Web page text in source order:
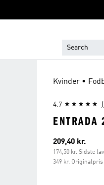
Kvinder •
4.7
ENTRADA
Nuværende
209,40 kr.
174,50 kr. Sidste
349 kr. Originalpris